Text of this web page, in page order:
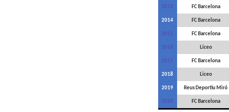
2013 FC Barcelona
2014 FC Barcelona
2015 FC Barcelona
2016 Liceo
2017 FC Barcelona
2018 Liceo
2019 Reus Deportiu Miró
2020 FC Barcelona